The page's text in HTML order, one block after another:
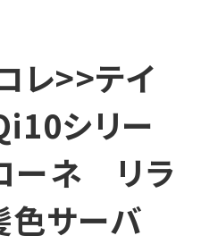
レ>>テイ
シリー
ーネ リラ
色サーバ